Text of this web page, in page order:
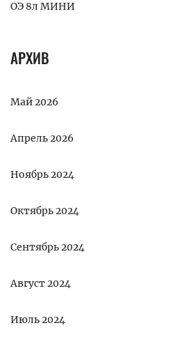
ОЭ 8л МИНИ
АРХИВ
Май 2026
Апрель 2026
Ноябрь 2024
Октябрь 2024
Сентябрь 2024
Август 2024
Июль 2024